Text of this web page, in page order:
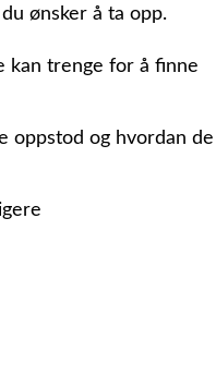
ønsker å ta opp.
kan trenge for å finne
oppstod og hvordan de